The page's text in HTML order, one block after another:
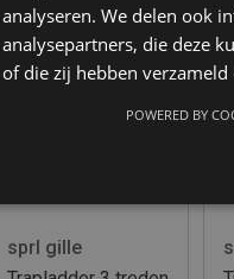
analyseren. We delen ook
analysepartners, die deze
of die zij hebben
POWERED BY